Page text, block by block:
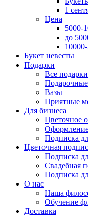
1
Цена
5000-
до
Букет невесты
Подарки
Все подарки
Вазы
Приятные
Для бизнеса
Цветочное
Подписка
Цветочная
Подписка
Свадебная
Подписка
О нас
Наша
Обучение
Доставка